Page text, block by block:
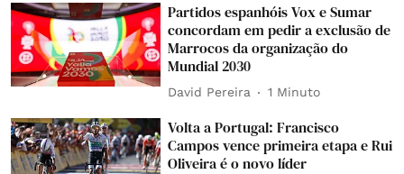
Partidos espanhóis Vox e Sumar
concordam em pedir a exclusão de
Marrocos da organização do
Mundial 2030
David Pereira 1 Minuto
Volta a Portugal: Francisco
Campos vence primeira etapa e Rui
Oliveira é o novo líder